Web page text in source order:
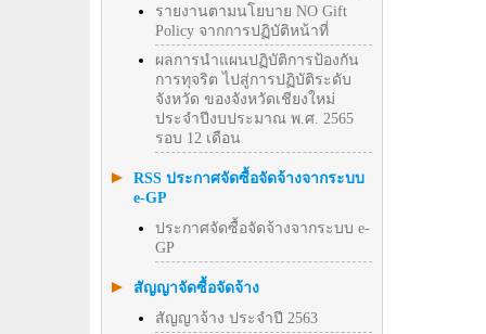
รายงานตามนโยบาย NO Gift
Policy จากการปฏิบัติหน้าที่
ผลการนำแผนปฏิบัติการป้องกัน
การทุจริต ไปสู่การปฏิบัติระดับ
จังหวัด ของจังหวัดเชียงใหม่
ประจำปีงบประมาณ พ.ศ. 2565
รอบ 12 เดือน
RSS ประกาศจัดซื้อจัดจ้างจากระบบ
e-GP
ประกาศจัดซื้อจัดจ้างจากระบบ e-
GP
สัญญาจัดซื้อจัดจ้าง
สัญญาจ้าง ประจำปี 2563